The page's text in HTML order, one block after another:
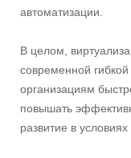
автоматизации.
В целом,
современной
организациям
повышать
развитие в